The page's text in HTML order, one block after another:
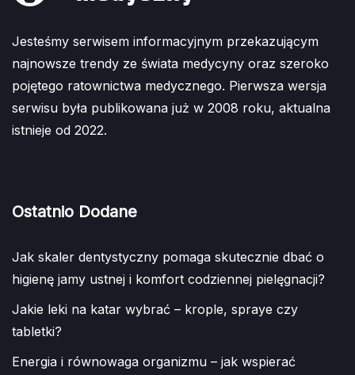
Jesteśmy serwisem informacyjnym przekazującym
najnowsze trendy ze świata medycyny oraz szeroko
pojętego ratownictwa medycznego. Pierwsza wersja
serwisu była publikowana już w 2008 roku, aktualna
istnieje od 2022.
Ostatnio Dodane
Jak skaler dentystyczny pomaga skutecznie dbać o
higienę jamy ustnej i komfort codziennej pielęgnacji?
Jakie leki na katar wybrać – krople, spraye czy
tabletki?
Energia i równowaga organizmu – jak wspierać